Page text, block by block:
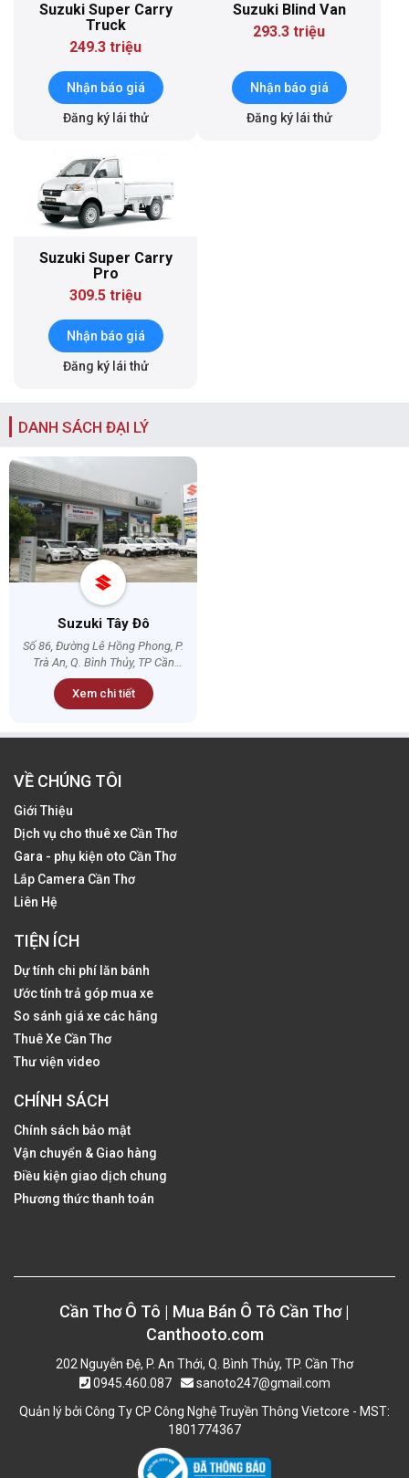
Suzuki Super Carry
Truck
249.3 triệu
Nhận báo giá
Đăng ký lái thử
Suzuki Blind Van
293.3 triệu
Nhận báo giá
Đăng ký lái thử
Suzuki Super Carry
Pro
309.5 triệu
Nhận báo giá
Đăng ký lái thử
DANH SÁCH ĐẠI LÝ
Suzuki Tây Đô
Số 86, Đường Lê Hồng Phong, P.
Trà An, Q. Bình Thủy, TP Cần
Thơ
Xem chi tiết
VỀ CHÚNG TÔI
Giới Thiệu
Dịch vụ cho thuê xe Cần Thơ
Gara - phụ kiện oto Cần Thơ
Lắp Camera Cần Thơ
Liên Hệ
TIỆN ÍCH
Dự tính chi phí lăn bánh
Ước tính trả góp mua xe
So sánh giá xe các hãng
Thuê Xe Cần Thơ
Thư viện video
CHÍNH SÁCH
Chính sách bảo mật
Vận chuyển & Giao hàng
Điều kiện giao dịch chung
Phương thức thanh toán
Cần Thơ Ô Tô | Mua Bán Ô Tô Cần Thơ |
Canthooto.com
202 Nguyễn Đệ, P. An Thới, Q. Bình Thủy, TP. Cần Thơ
0945.460.087
sanoto247@gmail.com
Quản lý bởi Công Ty CP Công Nghệ Truyền Thông Vietcore - MST:
1801774367